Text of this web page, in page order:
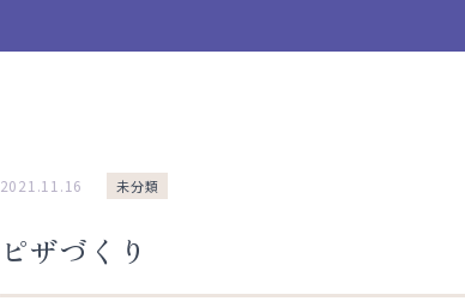
2021.11.16 未分類
ピザづくり